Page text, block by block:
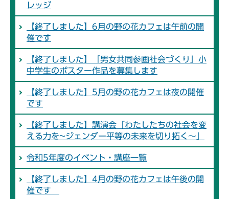
レッジ
【終了しました】6月の野の花カフェは午前の開
催です
【終了しました】「男女共同参画社会づくり」小
中学生のポスター作品を募集します
【終了しました】5月の野の花カフェは夜の開催
です
【終了しました】講演会「わたしたちの社会を変
える力を~ジェンダー平等の未来を切り拓く～」
令和5年度のイベント・講座一覧
【終了しました】4月の野の花カフェは午後の開
催です